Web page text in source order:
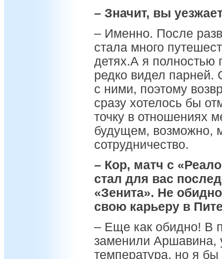
– Значит, вы
– Именно. После
стала много
детях.А я полностью
редко видел парней.
с ними, поэтому
сразу хотелось бы
точку в отношениях
будущем, возможно,
сотрудничество.
– Кор, матч с
стал для вас
«Зенита». Не
свою карьеру в
– Еще как обидно! В
заменили Аршавина,
температура, но я